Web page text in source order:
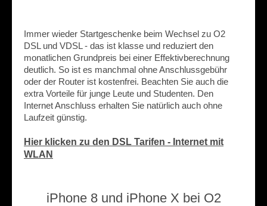
Immer wieder Startgeschenke beim Wechsel zu O2
DSL und VDSL - das ist klasse und reduziert den
monatlichen Grundpreis bei einer Effektivberechnung
deutlich. So ist es manchmal ohne Anschlussgebühr
oder der Router ist kostenfrei. Beachten Sie auch die
extra Vorteile für junge Leute und Studenten. Den
Internet Anschluss erhalten Sie natürlich auch ohne
Laufzeit günstig.
Hier klicken zu den DSL Tarifen - Internet mit
WLAN
iPhone 8 und iPhone X bei O2